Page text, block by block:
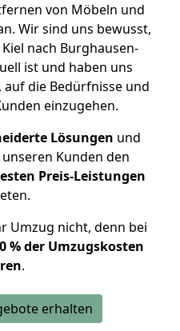
von Möbeln und
Wir sind uns bewusst,
nach Burghausen-
ist und haben uns
die Bedürfnisse und
einzugehen.
Lösungen und
Kunden den
Preis-Leistungen
Umzug nicht, denn bei
% der Umzugskosten
.
erhalten